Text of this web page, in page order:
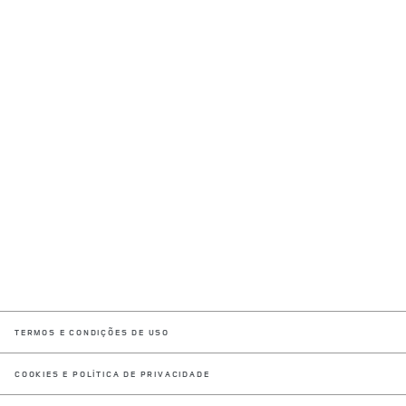
TERMOS E CONDIÇÕES DE USO
COOKIES E POLÍTICA DE PRIVACIDADE